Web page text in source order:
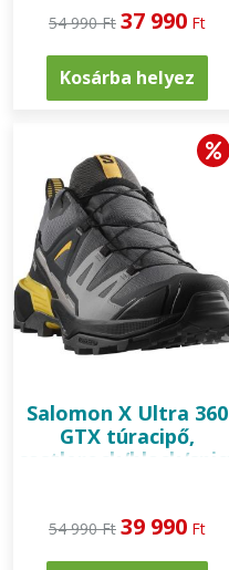
54 990 Ft 37 990 Ft
Kosárba helyez
Salomon X Ultra 360
GTX túracipő,
castlerock/black/spicy
54 990 Ft 39 990 Ft